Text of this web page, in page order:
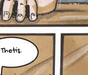
Thetis.